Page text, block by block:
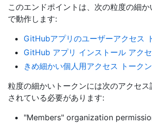
このエンドポイントは、次の粒度の細
で動作します:
GitHubアプリのユーザーアクセス
GitHub アプリ インストール アク
きめ細かい個人用アクセス トークン
粒度の細かいトークンには次のアクセ
されている必要があります:
"Members" organization